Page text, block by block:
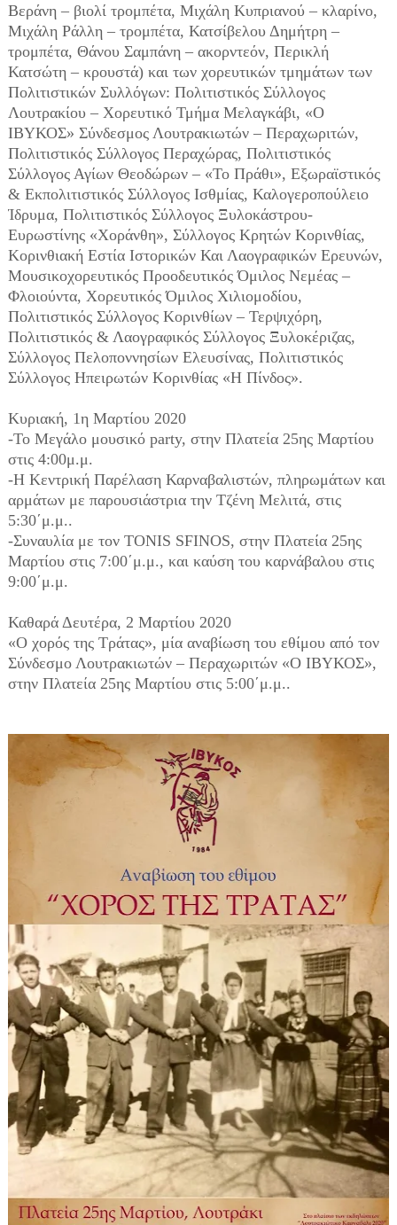
Βεράνη – βιολί τρομπέτα, Μιχάλη Κυπριανού – κλαρίνο,
Μιχάλη Ράλλη – τρομπέτα, Κατσίβελου Δημήτρη –
τρομπέτα, Θάνου Σαμπάνη – ακορντεόν, Περικλή
Κατσώτη – κρουστά) και των χορευτικών τμημάτων των
Πολιτιστικών Συλλόγων: Πολιτιστικός Σύλλογος
Λουτρακίου – Χορευτικό Τμήμα Μελαγκάβι, «Ο
ΙΒΥΚΟΣ» Σύνδεσμος Λουτρακιωτών – Περαχωριτών,
Πολιτιστικός Σύλλογος Περαχώρας, Πολιτιστικός
Σύλλογος Αγίων Θεοδώρων – «Το Πράθι», Εξωραϊστικός
& Εκπολιτιστικός Σύλλογος Ισθμίας, Καλογεροπούλειο
Ίδρυμα, Πολιτιστικός Σύλλογος Ξυλοκάστρου-
Ευρωστίνης «Χοράνθη», Σύλλογος Κρητών Κορινθίας,
Κορινθιακή Εστία Ιστορικών Και Λαογραφικών Ερευνών,
Μουσικοχορευτικός Προοδευτικός Όμιλος Νεμέας –
Φλοιούντα, Χορευτικός Όμιλος Χιλιομοδίου,
Πολιτιστικός Σύλλογος Κορινθίων – Τερψιχόρη,
Πολιτιστικός & Λαογραφικός Σύλλογος Ξυλοκέριζας,
Σύλλογος Πελοποννησίων Ελευσίνας, Πολιτιστικός
Σύλλογος Ηπειρωτών Κορινθίας «Η Πίνδος».
Κυριακή, 1η Μαρτίου 2020
-Το Μεγάλο μουσικό party, στην Πλατεία 25ης Μαρτίου
στις 4:00μ.μ.
-Η Κεντρική Παρέλαση Καρναβαλιστών, πληρωμάτων και
αρμάτων με παρουσιάστρια την Τζένη Μελιτά, στις
5:30΄μ.μ..
-Συναυλία με τον TONIS SFINOS, στην Πλατεία 25ης
Μαρτίου στις 7:00΄μ.μ., και καύση του καρνάβαλου στις
9:00΄μ.μ.
Καθαρά Δευτέρα, 2 Μαρτίου 2020
«Ο χορός της Τράτας», μία αναβίωση του εθίμου από τον
Σύνδεσμο Λουτρακιωτών – Περαχωριτών «Ο ΙΒΥΚΟΣ»,
στην Πλατεία 25ης Μαρτίου στις 5:00΄μ.μ..